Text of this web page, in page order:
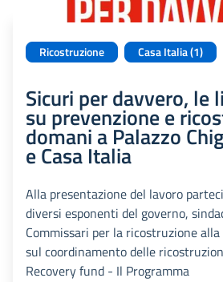
Ricostruzione Casa Italia (1)
Sicuri per davvero, le
su prevenzione e
domani a Palazzo
e Casa Italia
Alla presentazione del lavoro
diversi esponenti del governo,
Commissari per la ricostruzione
sul coordinamento delle
Recovery fund - Il Programma